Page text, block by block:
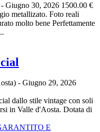
- Giugno 30, 2026 1500.00 €
metallizato. Foto reali
molto bene Perfettamente
- Giugno 29, 2026
dallo stile vintage con soli
in Valle d'Aosta. Dotata di